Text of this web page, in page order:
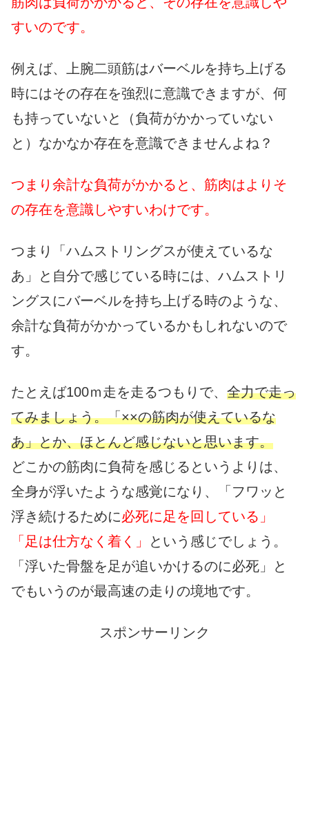
すいのです。
例えば、上腕二頭筋はバーベルを持ち上げる
時にはその存在を強烈に意識できますが、何
も持っていないと（負荷がかかっていない
と）なかなか存在を意識できませんよね？
つまり余計な負荷がかかると、筋肉はよりそ
の存在を意識しやすいわけです。
つまり「ハムストリングスが使えているな
あ」と自分で感じている時には、ハムストリ
ングスにバーベルを持ち上げる時のような、
余計な負荷がかかっているかもしれないので
す。
たとえば100ｍ走を走るつもりで、 全力で走っ
てみましょう。「××の筋肉が使えているな
あ」とか、ほとんど感じないと思います。
どこかの筋肉に負荷を感じるというよりは、
全身が浮いたような感覚になり、「フワッと
浮き続けるために必死に足を回している」
「足は仕方なく着く」
という感じでしょう。
「浮いた骨盤を足が追いかけるのに必死」と
でもいうのが最高速の走りの境地です。
スポンサーリンク